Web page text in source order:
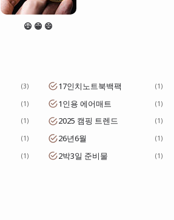
😃 😁 😄
3 17인치노트북백팩 1
1 1인용 에어매트 1
1 2025 캠핑 트렌드 1
1 26년6월 1
1 2박3일 준비물 1